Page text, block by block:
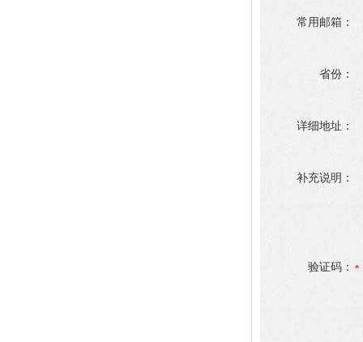
常用邮箱：
省份：
详细地址：
补充说明：
验证码：